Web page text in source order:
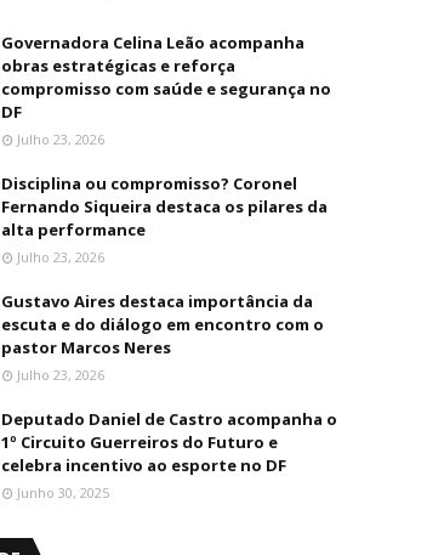
Governadora Celina Leão acompanha
obras estratégicas e reforça
compromisso com saúde e segurança no
DF
Julho 23, 2026
Disciplina ou compromisso? Coronel
Fernando Siqueira destaca os pilares da
alta performance
Julho 23, 2026
Gustavo Aires destaca importância da
escuta e do diálogo em encontro com o
pastor Marcos Neres
Julho 23, 2026
Deputado Daniel de Castro acompanha o
1º Circuito Guerreiros do Futuro e
celebra incentivo ao esporte no DF
Junho 30, 2025